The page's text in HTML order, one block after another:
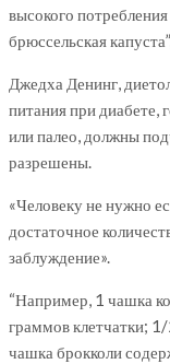
высокого
брюссельская
Джедха Денинг,
питания при диабете,
или палео, должны
разрешены.
«Человеку не нужно
достаточное
заблуждение».
“Например, 1 чашка
граммов клетчатки;
чашка брокколи